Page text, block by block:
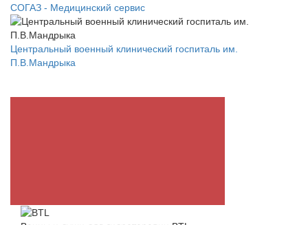
СОГАЗ - Медицинский сервис
Центральный военный клинический госпиталь им.
П.В.Мандрыка